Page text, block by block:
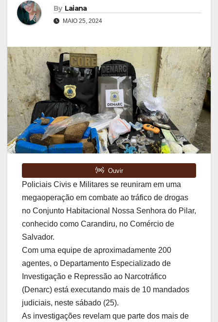
By Laiana
MAIO 25, 2024
Policiais Civis e Militares se reuniram em uma
megaoperação em combate ao tráfico de drogas
no Conjunto Habitacional Nossa Senhora do Pilar,
conhecido como Carandiru, no Comércio de
Salvador.
Com uma equipe de aproximadamente 200
agentes, o Departamento Especializado de
Investigação e Repressão ao Narcotráfico
(Denarc) está executando mais de 10 mandados
judiciais, neste sábado (25).
As investigações revelam que parte dos mais de